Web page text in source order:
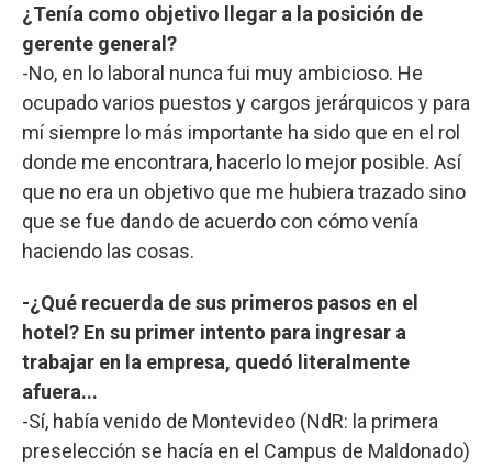
¿Tenía como objetivo llegar a la posición de
gerente general?
-No, en lo laboral nunca fui muy ambicioso. He
ocupado varios puestos y cargos jerárquicos y para
mí siempre lo más importante ha sido que en el rol
donde me encontrara, hacerlo lo mejor posible. Así
que no era un objetivo que me hubiera trazado sino
que se fue dando de acuerdo con cómo venía
haciendo las cosas.
-¿Qué recuerda de sus primeros pasos en el
hotel? En su primer intento para ingresar a
trabajar en la empresa, quedó literalmente
afuera...
-Sí, había venido de Montevideo (NdR: la primera
preselección se hacía en el Campus de Maldonado)